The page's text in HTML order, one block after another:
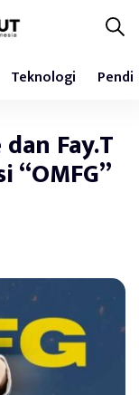
Teknologi
Fay.T
“OMFG”